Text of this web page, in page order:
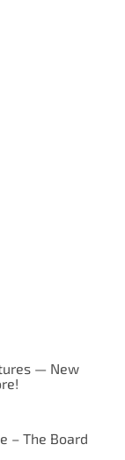
— New
– The Board